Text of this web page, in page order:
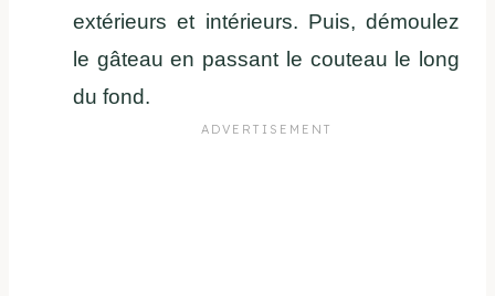
extérieurs et intérieurs. Puis, démoulez
le gâteau en passant le couteau le long
du fond.